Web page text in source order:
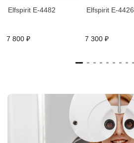
Elfspirit E-4482
7 800 ₽
Elfspirit E-4426
7 300 ₽